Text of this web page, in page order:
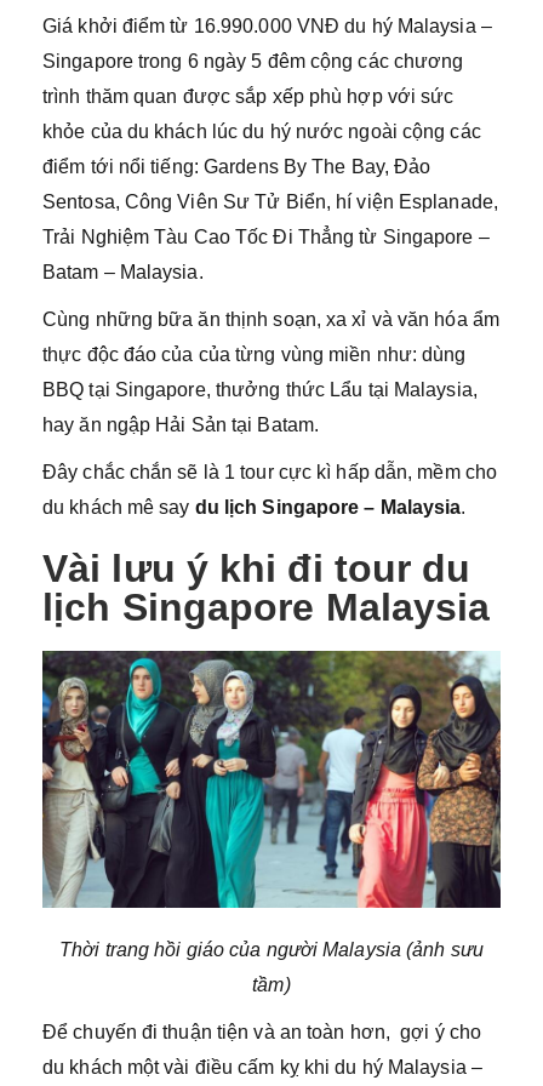
Giá khởi điểm từ 16.990.000 VNĐ du hý Malaysia –
Singapore trong 6 ngày 5 đêm cộng các chương
trình thăm quan được sắp xếp phù hợp với sức
khỏe của du khách lúc du hý nước ngoài cộng các
điểm tới nổi tiếng: Gardens By The Bay, Đảo
Sentosa, Công Viên Sư Tử Biển, hí viện Esplanade,
Trải Nghiệm Tàu Cao Tốc Đi Thẳng từ Singapore –
Batam – Malaysia.
Cùng những bữa ăn thịnh soạn, xa xỉ và văn hóa ẩm
thực độc đáo của của từng vùng miền như: dùng
BBQ tại Singapore, thưởng thức Lẩu tại Malaysia,
hay ăn ngập Hải Sản tại Batam.
Đây chắc chắn sẽ là 1 tour cực kì hấp dẫn, mềm cho
du khách mê say du lịch Singapore – Malaysia.
Vài lưu ý khi đi tour du
lịch Singapore Malaysia
Thời trang hồi giáo của người Malaysia (ảnh sưu
tầm)
Để chuyến đi thuận tiện và an toàn hơn, gợi ý cho
du khách một vài điều cấm kỵ khi du hý Malaysia –